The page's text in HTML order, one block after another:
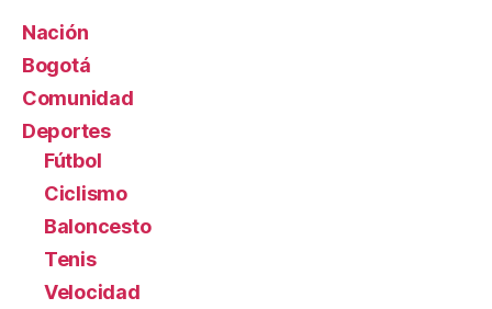
Nación
Bogotá
Comunidad
Deportes
Fútbol
Ciclismo
Baloncesto
Tenis
Velocidad